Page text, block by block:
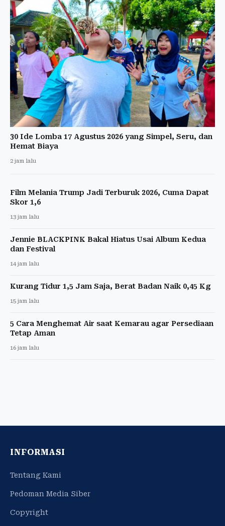
30 Ide Lomba 17 Agustus 2026 yang Simpel, Seru, dan
Hemat Biaya
2 jam lalu
Film Melania Trump Jadi Terburuk 2026, Cuma Dapat
Skor 1,6
13 jam lalu
Jennie BLACKPINK Bakal Hiatus Usai Album Kedua
dan Festival
14 jam lalu
Kurang Tidur 1,5 Jam Saja, Berat Badan Naik 0,45 Kg
15 jam lalu
5 Cara Menghemat Air saat Kemarau agar Persediaan
Tetap Aman
16 jam lalu
INFORMASI
Tentang Kami
Pedoman Media Siber
Copyright